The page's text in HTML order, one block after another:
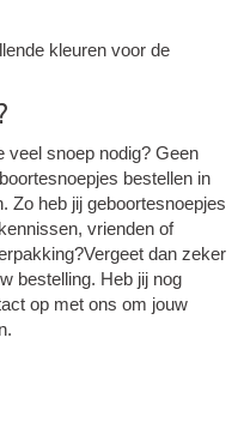
kleuren voor de
veel snoep nodig? Geen
bestellen in
Zo heb jij geboortesnoepjes
vrienden of
dan zeker
bestelling. Heb jij nog
op met ons om jouw